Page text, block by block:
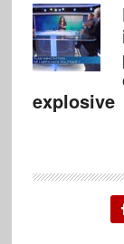
explosive